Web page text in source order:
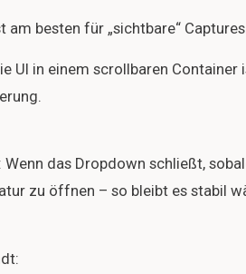
am besten für „sichtbare“
UI in einem scrollbaren
Wenn das Dropdown schließt,
zu öffnen – so bleibt es stabil